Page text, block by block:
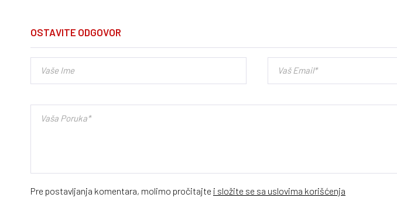
OSTAVITE ODGOVOR
Pre postavljanja komentara, molimo pročitajte i složite se sa uslovima korišćenja